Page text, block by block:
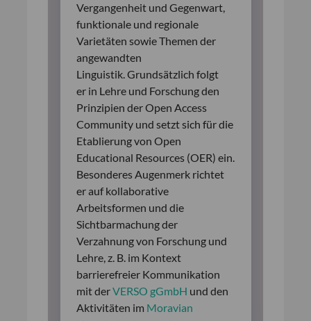
Vergangenheit und Gegenwart,
funktionale und regionale
Varietäten sowie Themen der
angewandten
Linguistik. Grundsätzlich folgt
er in Lehre und Forschung den
Prinzipien der Open Access
Community und setzt sich für die
Etablierung von Open
Educational Resources (OER) ein.
Besonderes Augenmerk richtet
er auf kollaborative
Arbeitsformen und die
Sichtbarmachung der
Verzahnung von Forschung und
Lehre, z. B. im Kontext
barrierefreier Kommunikation
mit derVERSO gGmbH und den
Aktivitäten im Moravian